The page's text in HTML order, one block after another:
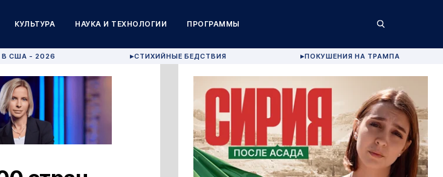
КУЛЬТУРА НАУКА И ТЕХНОЛОГИИ ПРОГРАММЫ
США - 2026 ▶СТИХИЙНЫЕ БЕДСТВИЯ ▶ПОКУШЕНИЯ НА ТРАМПА